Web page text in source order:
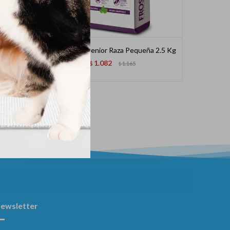
1kg Frost Perro Senior Raza Pequeña 2.5 Kg
$ 1.082 $1.165